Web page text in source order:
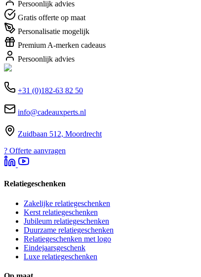
Persoonlijk advies
Gratis offerte op maat
Personalisatie mogelijk
Premium A-merken cadeaus
Persoonlijk advies
+31 (0)182-63 82 50
info@cadeauxperts.nl
Zuidbaan 512, Moordrecht
? Offerte aanvragen
Relatiegeschenken
Zakelijke relatiegeschenken
Kerst relatiegeschenken
Jubileum relatiegeschenken
Duurzame relatiegeschenken
Relatiegeschenken met logo
Eindejaarsgeschenk
Luxe relatiegeschenken